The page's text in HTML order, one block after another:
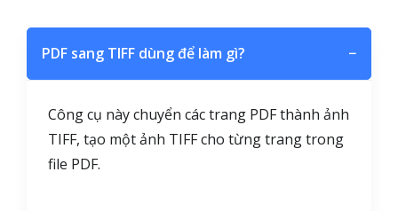
PDF sang TIFF dùng để làm gì? −
Công cụ này chuyển các trang PDF thành ảnh
TIFF, tạo một ảnh TIFF cho từng trang trong
file PDF.